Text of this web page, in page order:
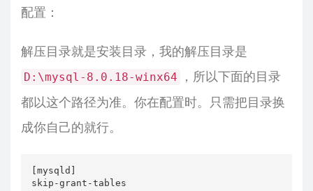
配置：
解压目录就是安装目录，我的解压目录是
D:\mysql-8.0.18-winx64
，所以下面的目录
都以这个路径为准。你在配置时。只需把目录换
成你自己的就行。
[mysqld]
skip-grant-tables